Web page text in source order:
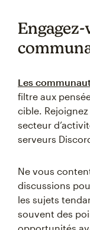
Engagez-
Les
filtre aux
cible.
secteur
serveurs
Ne vous
discussions
les sujets
souvent des